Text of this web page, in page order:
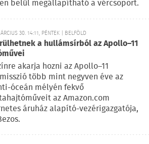
belül megállapítható a vércsoport.
30. 14:11, PÉNTEK | BELFÖLD
a hullámsírból az Apollo–11
akarja hozni az Apollo–11
több mint negyven éve az
óceán mélyén fekvő
az Amazon.com
áruház alapító-vezérigazgatója,